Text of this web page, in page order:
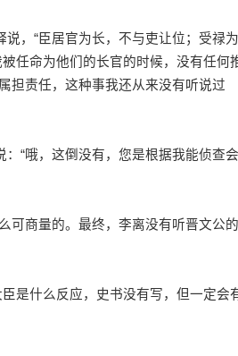
，“臣居官为长，不与吏让位；受禄为
任命为他们的长官的时候，没有任何
担责任，这种事我还从来没有听说过
“哦，这倒没有，您是根据我能侦查会
商量的。最终，李离没有听晋文公的
是什么反应，史书没有写，但一定会